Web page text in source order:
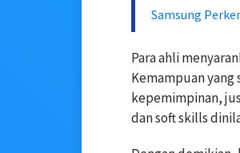
Samsung
Para ahli
Kemampuan
kepemimpinan,
dan soft skills